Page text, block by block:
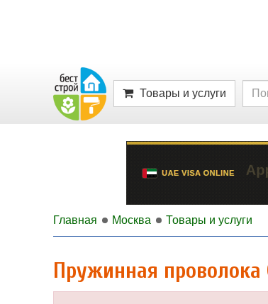
Товары и услуги
Главная Москва Товары и услуги
Пружинная